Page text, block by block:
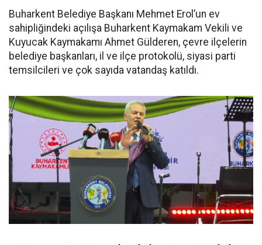
Buharkent Belediye Başkanı Mehmet Erol’un ev
sahipliğindeki açılışa Buharkent Kaymakam Vekili ve
Kuyucak Kaymakamı Ahmet Gülderen, çevre ilçelerin
belediye başkanları, il ve ilçe protokolü, siyasi parti
temsilcileri ve çok sayıda vatandaş katıldı.